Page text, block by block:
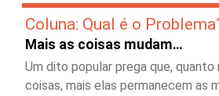
Coluna: Qual é o
Mais as coisas mudam…
Um dito popular prega que, quanto
coisas, mais elas permanecem as